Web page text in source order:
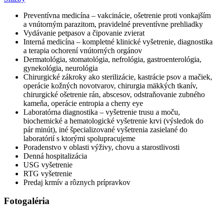
Preventívna medicína – vakcinácie, ošetrenie proti vonkajším
a vnútorným parazitom, pravidelné preventívne prehliadky
Vydávanie petpasov a čipovanie zvierat
Interná medicína – kompletné klinické vyšetrenie, diagnostika
a terapia ochorení vnútorných orgánov
Dermatológia, stomatológia, nefrológia, gastroenterológia,
gynekológia, neurológia
Chirurgické zákroky ako sterilizácie, kastrácie psov a mačiek,
operácie kožných novotvarov, chirurgia mäkkých tkanív,
chirurgické ošetrenie rán, abscesov, odstraňovanie zubného
kameňa, operácie entropia a cherry eye
Laboratórna diagnostika – vyšetrenie trusu a moču,
biochemické a hematologické vyšetrenie krvi (výsledok do
pár minút), iné špecializované vyšetrenia zasielané do
laboratórií s ktorými spolupracujeme
Poradenstvo v oblasti výživy, chovu a starostlivosti
Denná hospitalizácia
USG vyšetrenie
RTG vyšetrenie
Predaj krmív a rôznych prípravkov
Fotogaléria